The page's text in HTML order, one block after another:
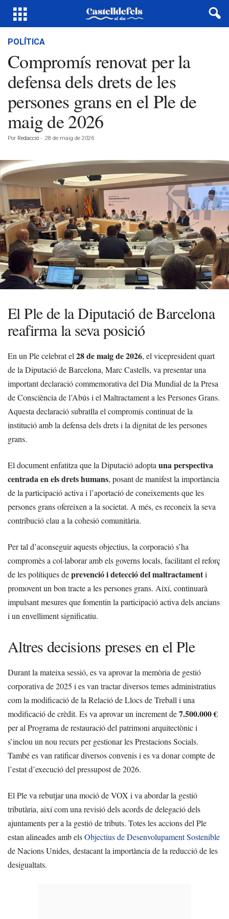
POLÍTICA
Compromís renovat per la
defensa dels drets de les
persones grans en el Ple de
maig de 2026
Por Redacció - 28 de maig de 2026
El Ple de la Diputació de Barcelona
reafirma la seva posició
En un Ple celebrat el 28 de maig de 2026, el vicepresident quart
de la Diputació de Barcelona, Marc Castells, va presentar una
important declaració commemorativa del Dia Mundial de la Presa
de Consciència de l’Abús i el Maltractament a les Persones Grans.
Aquesta declaració subratlla el compromís continuat de la
institució amb la defensa dels drets i la dignitat de les persones
grans.
El document enfatitza que la Diputació adopta una perspectiva
centrada en els drets humans, posant de manifest la importància
de la participació activa i l’aportació de coneixements que les
persones grans ofereixen a la societat. A més, es reconeix la seva
contribució clau a la cohesió comunitària.
Per tal d’aconseguir aquests objectius, la corporació s’ha
compromès a col·laborar amb els governs locals, facilitant el reforç
de les polítiques deprevenció i detecció del maltractamenti
promovent un bon tracte a les persones grans. Així, continuarà
impulsant mesures que fomentin la participació activa dels ancians
i un envelliment significatiu.
Altres decisions preses en el Ple
Durant la mateixa sessió, es va aprovar la memòria de gestió
corporativa de 2025 i es van tractar diversos temes administratius
com la modificació de la Relació de Llocs de Treball i una
modificació de crèdit. Es va aprovar un increment de7.500.000 €
per al Programa de restauració del patrimoni arquitectònic i
s’inclou un nou recurs per gestionar les Prestacions Socials.
També es van ratificar diversos convenis i es va donar compte de
l’estat d’execució del pressupost de 2026.
El Ple va rebutjar una moció de VOX i va abordar la gestió
tributària, així com una revisió dels acords de delegació dels
ajuntaments per a la gestió de tributs. Totes les accions del Ple
estan alineades amb elsObjectius de Desenvolupament Sostenible
de Nacions Unides, destacant la importància de la reducció de les
desigualtats.